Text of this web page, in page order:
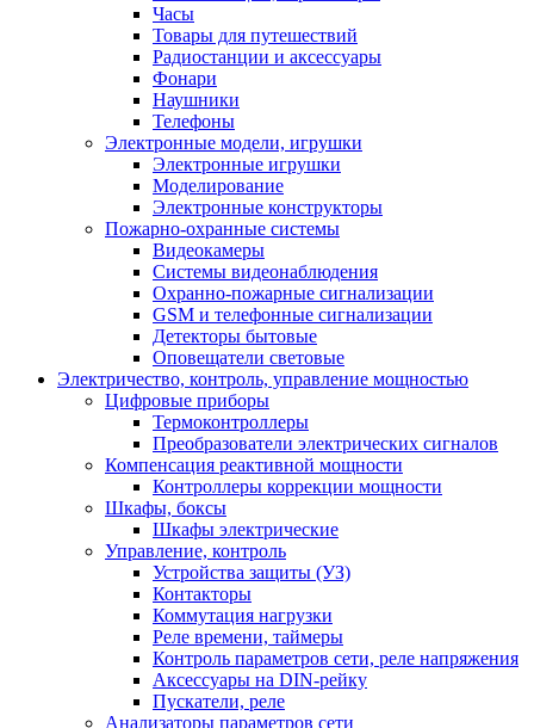
Часы
Товары для путешествий
Радиостанции и аксессуары
Фонари
Наушники
Телефоны
Электронные модели, игрушки
Электронные игрушки
Моделирование
Электронные конструкторы
Пожарно-охранные системы
Видеокамеры
Системы видеонаблюдения
Охранно-пожарные сигнализации
GSM и телефонные сигнализации
Детекторы бытовые
Оповещатели световые
Электричество, контроль, управление мощностью
Цифровые приборы
Термоконтроллеры
Преобразователи электрических сигналов
Компенсация реактивной мощности
Контроллеры коррекции мощности
Шкафы, боксы
Шкафы электрические
Управление, контроль
Устройства защиты (УЗ)
Контакторы
Коммутация нагрузки
Реле времени, таймеры
Контроль параметров сети, реле напряжения
Аксессуары на DIN-рейку
Пускатели, реле
Анализаторы параметров сети